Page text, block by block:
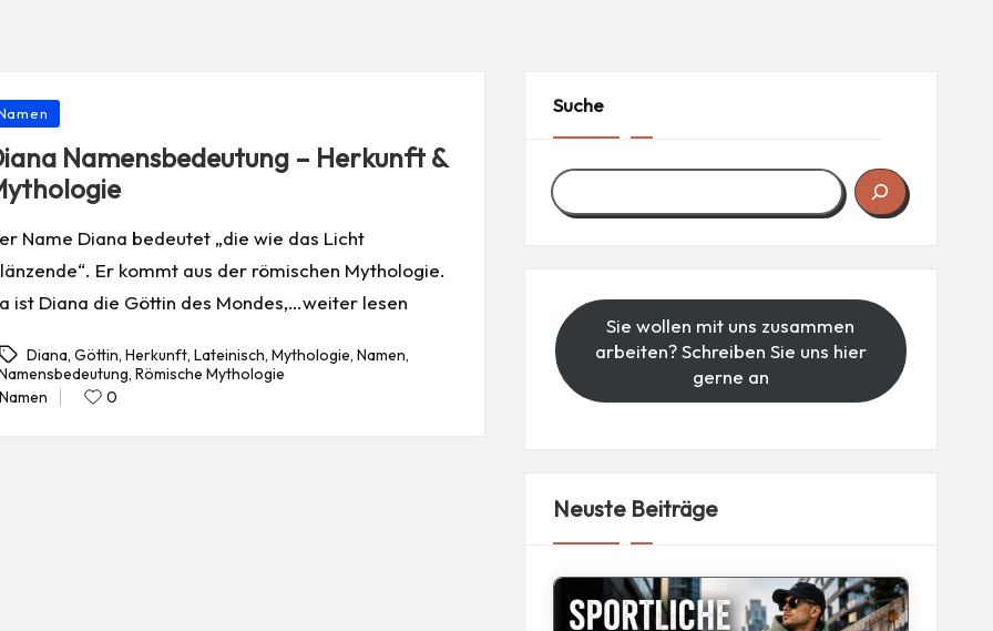
Namensbedeutung – Herkunft &
Name Diana bedeutet „die wie das Licht
Er kommt aus der römischen Mythologie.
ist Diana die Göttin des Mondes,…weiter lesen
Diana, Göttin, Herkunft, Lateinisch, Mythologie, Namen,
,Römische Mythologie
0
Suche
Sie wollen mit uns zusammen
arbeiten? Schreiben Sie uns hier
gerne an
Neuste Beiträge